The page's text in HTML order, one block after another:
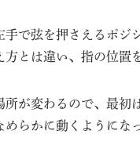
手で弦を押さえるポジ
とは違い、指の位置
所が変わるので、最初
らかに動くようにな